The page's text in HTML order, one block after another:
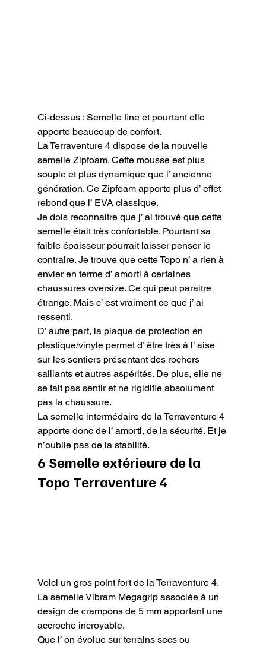
Ci-dessus : Semelle fine et pourtant elle
apporte beaucoup de confort.
La Terraventure 4 dispose de la nouvelle
semelle Zipfoam. Cette mousse est plus
souple et plus dynamique que l’ ancienne
génération. Ce Zipfoam apporte plus d’ effet
rebond que l’ EVA classique.
Je dois reconnaitre que j’ ai trouvé que cette
semelle était très confortable. Pourtant sa
faible épaisseur pourrait laisser penser le
contraire. Je trouve que cette Topo n’ a rien à
envier en terme d’ amorti à certaines
chaussures oversize. Ce qui peut paraitre
étrange. Mais c’ est vraiment ce que j’ ai
ressenti.
D’ autre part, la plaque de protection en
plastique/vinyle permet d’ être très à l’ aise
sur les sentiers présentant des rochers
saillants et autres aspérités. De plus, elle ne
se fait pas sentir et ne rigidifie absolument
pas la chaussure.
La semelle intermédaire de la Terraventure 4
apporte donc de l’ amorti, de la sécurité. Et je
n’oublie pas de la stabilité.
6 Semelle extérieure de la
Topo Terraventure 4
Voici un gros point fort de la Terraventure 4.
La semelle Vibram Megagrip associée à un
design de crampons de 5 mm apportant une
accroche incroyable.
Que l’ on évolue sur terrains secs ou